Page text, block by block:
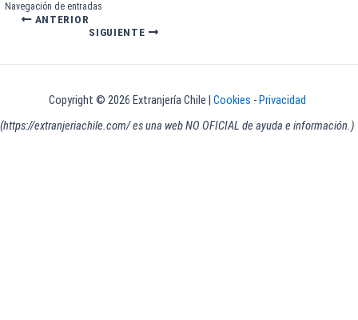
Navegación de entradas
ANTERIOR
SIGUIENTE
Copyright © 2026 Extranjería Chile | Cookies -Privacidad
(https://extranjeriachile.com/ es una web NO OFICIAL de ayuda e información.)